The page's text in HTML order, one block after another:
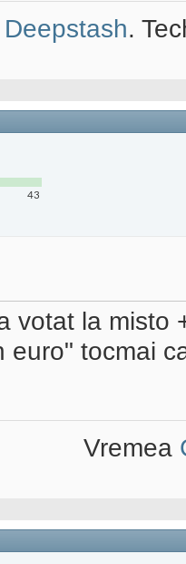
Deepstash.
43
votat la misto
euro" tocmai
Vremea